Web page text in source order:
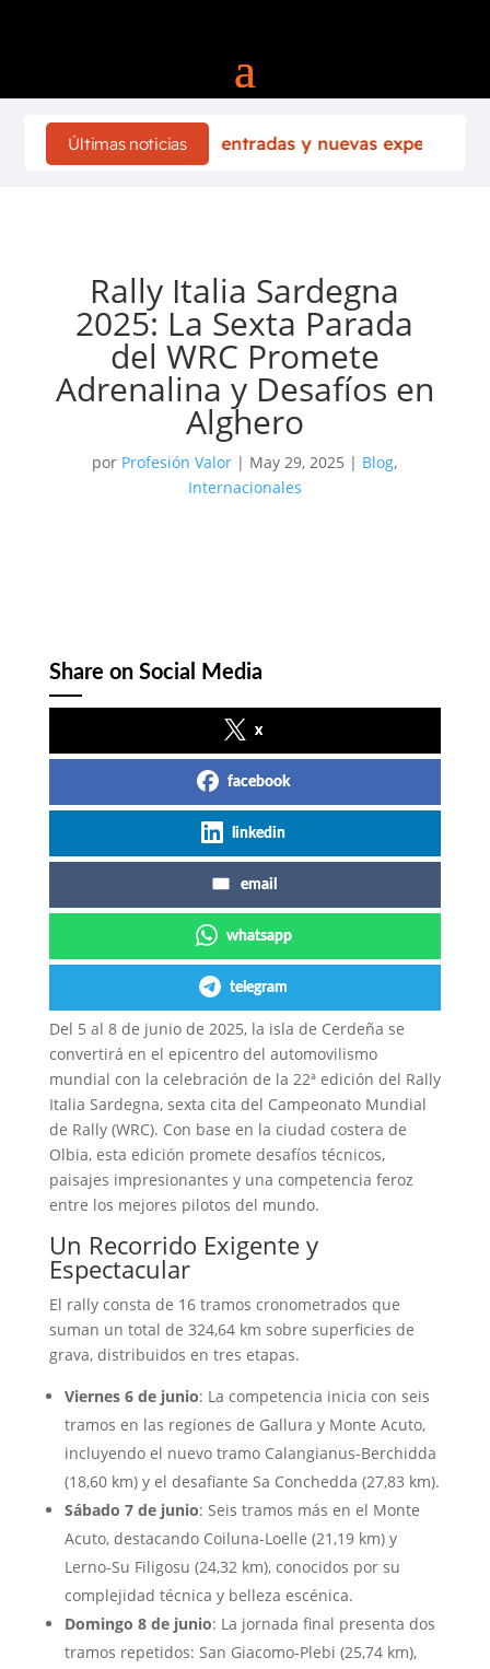
Últimas noticias
Más entradas y nuevas experiencias llegan a la F1 de
Rally Italia Sardegna
2025: La Sexta Parada
del WRC Promete
Adrenalina y Desafíos en
Alghero
por Profesión Valor | May 29, 2025 | Blog,
Internacionales
Share on Social Media
x
facebook
linkedin
email
whatsapp
telegram
Del 5 al 8 de junio de 2025, la isla de Cerdeña se
convertirá en el epicentro del automovilismo
mundial con la celebración de la 22ª edición del Rally
Italia Sardegna, sexta cita del Campeonato Mundial
de Rally (WRC). Con base en la ciudad costera de
Olbia, esta edición promete desafíos técnicos,
paisajes impresionantes y una competencia feroz
entre los mejores pilotos del mundo.
Un Recorrido Exigente y
Espectacular
El rally consta de 16 tramos cronometrados que
suman un total de 324,64 km sobre superficies de
grava, distribuidos en tres etapas.
Viernes 6 de junio: La competencia inicia con seis
tramos en las regiones de Gallura y Monte Acuto,
incluyendo el nuevo tramo Calangianus-Berchidda
(18,60 km) y el desafiante Sa Conchedda (27,83 km).
Sábado 7 de junio: Seis tramos más en el Monte
Acuto, destacando Coiluna-Loelle (21,19 km) y
Lerno-Su Filigosu (24,32 km), conocidos por su
complejidad técnica y belleza escénica.
Domingo 8 de junio: La jornada final presenta dos
tramos repetidos: San Giacomo-Plebi (25,74 km),